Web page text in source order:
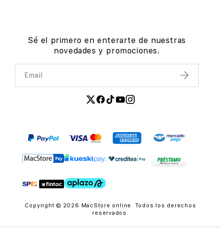
Sé el primero en enterarte de nuestras
novedades y promociones.
Email
Copyright © 2026 MacStore online. Todos los derechos
reservados.